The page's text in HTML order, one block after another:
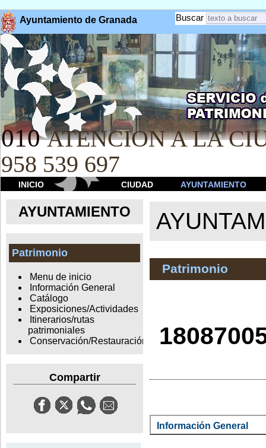
Ayuntamiento de Granada Buscar
010 ATENCION A LA
958 539 697
INICIO CIUDAD AYUNTAMIENTO
AYUNTAMIENTO
Patrimonio
Menu de inicio
Información General
Catálogo
Exposiciones/Actividades
Itinerarios/rutas
patrimoniales
Conservación/Restauración
Compartir
Patrimonio
Información General